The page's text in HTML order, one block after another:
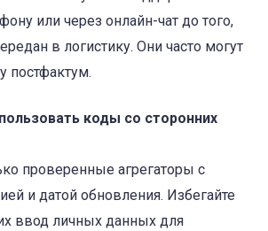
или через онлайн-чат до того,
в логистику. Они часто могут
постфактум.
коды со сторонних
проверенные агрегаторы с
и датой обновления. Избегайте
ввод личных данных для